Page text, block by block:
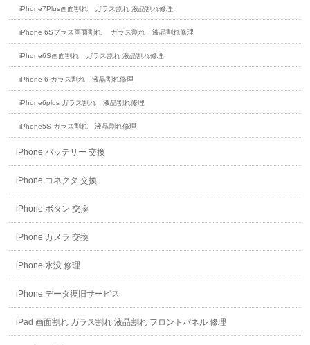
iPhone7Plus画面割れ ガラス割れ 液晶割れ修理
iPhone 6Sプラス画面割れ ガラス割れ 液晶割れ修理
iPhone6S画面割れ ガラス割れ 液晶割れ修理
iPhone 6 ガラス割れ 液晶割れ修理
iPhone6plus ガラス割れ 液晶割れ修理
iPhone5S ガラス割れ 液晶割れ修理
iPhone バッテリー 交換
iPhone コネクタ 交換
iPhone ボタン 交換
iPhone カメラ 交換
iPhone 水没 修理
iPhone データ復旧サービス
iPad 画面割れ ガラス割れ 液晶割れ フロントパネル 修理